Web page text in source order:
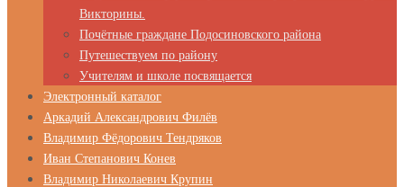
Викторины.
Почётные граждане Подосиновского района
Путешествуем по району
Учителям и школе посвящается
Электронный каталог
Аркадий Александрович Филёв
Владимир Фёдорович Тендряков
Иван Степанович Конев
Владимир Николаевич Крупин